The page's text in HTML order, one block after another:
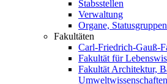
Stabsstellen
Verwaltung
Organe,
Fakultäten
Carl-Friedrich-Gauß-
Fakultät für
Fakultät Architektur,
Umweltwissenschaften